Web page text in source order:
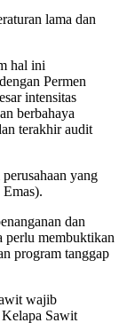
lama dan
hal ini
Permen
intensitas
berbahaya
terakhir audit
yang
dan
perlu membuktikan
program tanggap
wajib
Kelapa Sawit